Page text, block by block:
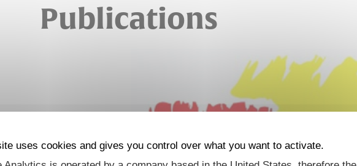
Publications
uses cookies and gives you control over what you want to activate.